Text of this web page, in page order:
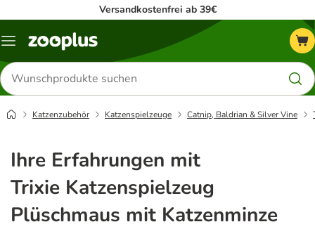
Versandkostenfrei ab 39€
Menü
Produkte
suchen
Katzenzubehör Katzenspielzeuge Catnip, Baldrian & Silver Vine
Ihre Erfahrungen mit
Trixie Katzenspielzeug
Plüschmaus mit Katzenminze